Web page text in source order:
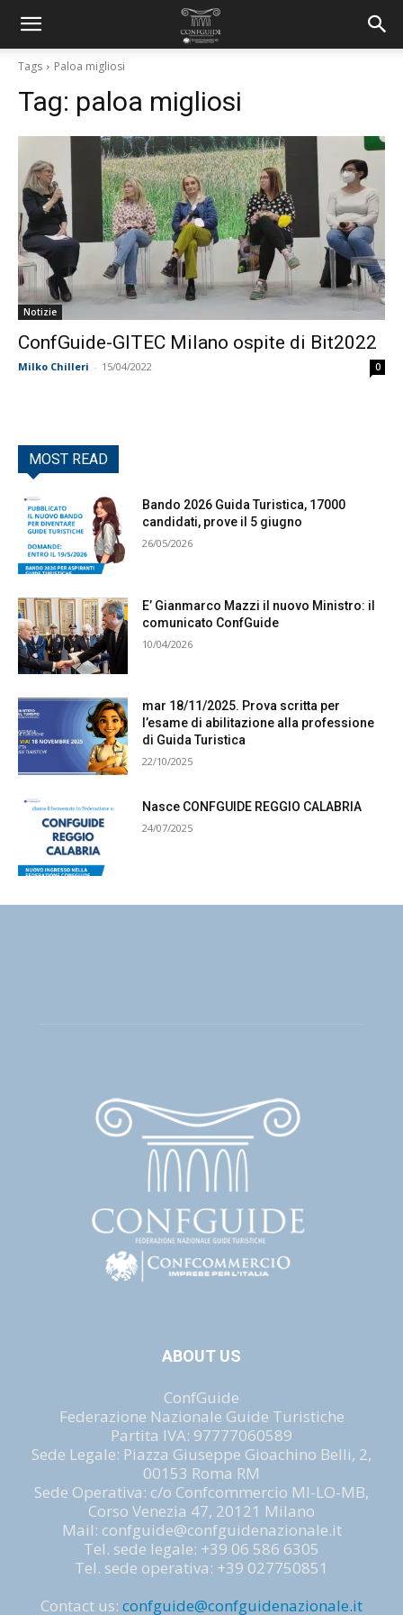
Tags Paloa migliosi
Tag: paloa migliosi
Notizie
ConfGuide-GITEC Milano ospite di Bit2022
Milko Chilleri - 15/04/2022 0
MOST READ
Bando 2026 Guida Turistica, 17000
candidati, prove il 5 giugno
26/05/2026
E’ Gianmarco Mazzi il nuovo Ministro: il
comunicato ConfGuide
10/04/2026
mar 18/11/2025. Prova scritta per
l’esame di abilitazione alla professione
di Guida Turistica
22/10/2025
Nasce CONFGUIDE REGGIO CALABRIA
24/07/2025
ABOUT US
ConfGuide
Federazione Nazionale Guide Turistiche
Partita IVA: 97777060589
Sede Legale: Piazza Giuseppe Gioachino Belli, 2,
00153 Roma RM
Sede Operativa: c/o Confcommercio MI-LO-MB,
Corso Venezia 47, 20121 Milano
Mail: confguide@confguidenazionale.it
Tel. sede legale: +39 06 586 6305
Tel. sede operativa: +39 027750851
Contact us: confguide@confguidenazionale.it